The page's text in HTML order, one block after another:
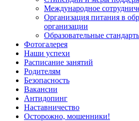
Международное
Организация питания в
организации
Образовательные
Фотогалерея
Наши успехи
Расписание занятий
Родителям
Безопасность
Вакансии
Антидопинг
Наставничество
Осторожно, мошенники!